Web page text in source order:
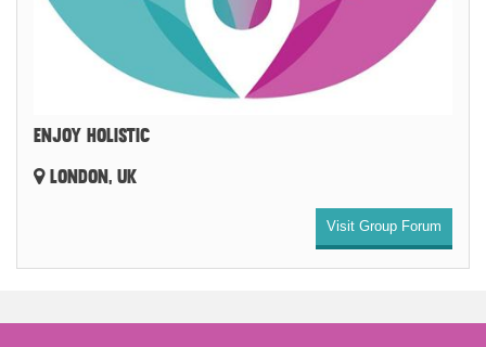
ENJOY HOLISTIC
LONDON, UK
Visit Group Forum